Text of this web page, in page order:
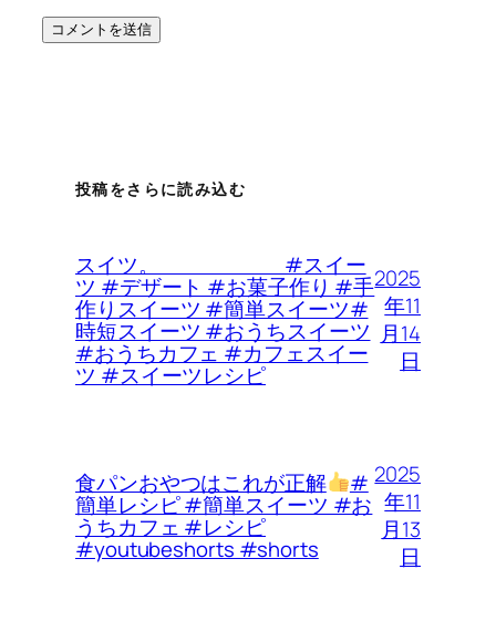
投稿をさらに読み込む
スイツ。 #スイー
ツ #デザート #お菓子作り #手
作りスイーツ #簡単スイーツ#
時短スイーツ #おうちスイーツ
#おうちカフェ #カフェスイー
ツ #スイーツレシピ
2025
年11
月14
日
食パンおやつはこれが正解 #
簡単レシピ #簡単スイーツ #お
うちカフェ #レシピ
#youtubeshorts #shorts
2025
年11
月13
日